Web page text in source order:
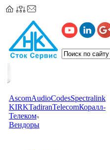
AscomAudioCodesSpectralink
KIRKTadiranTelecomКоралл-
Телеком
Вендоры